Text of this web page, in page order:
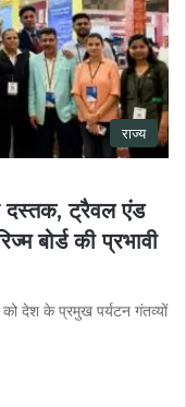
राज्य
दस्तक, ट्रैवल एंड
बोर्ड की प्रभावी
को देश के प्रमुख पर्यटन गंतव्यों